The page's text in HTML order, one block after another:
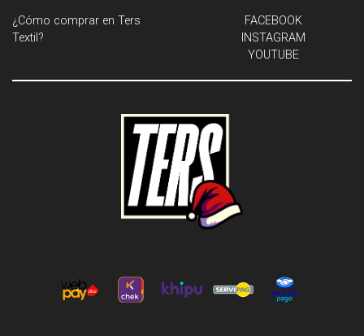
¿Cómo comprar en Ters
Textil?
FACEBOOK
INSTAGRAM
YOUTUBE